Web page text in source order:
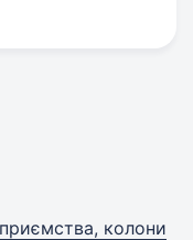
колони